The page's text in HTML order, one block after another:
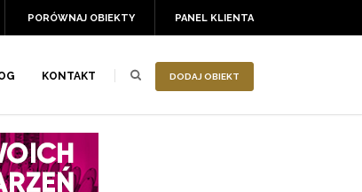
PANEL KLIENTA
PORÓWNAJ OBIEKTY
DODAJ OBIEKT
KONTAKT